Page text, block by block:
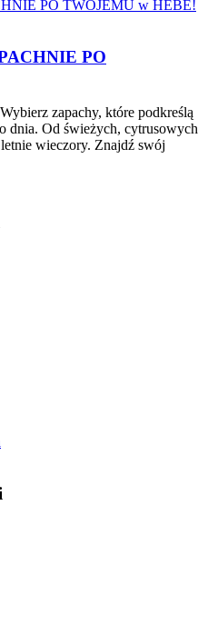
PO
zapachy, które podkreślą
dnia. Od świeżych, cytrusowych
wieczory. Znajdź swój